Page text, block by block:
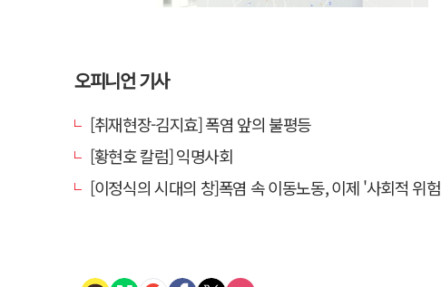
오피니언 기사
[취재현장-김지효] 폭염 앞의 불평등
[황현호 칼럼] 익명사회
[이정식의 시대의 창]폭염 속 이동노동, 이제 '사회적 위험 관리'로 전환할 때